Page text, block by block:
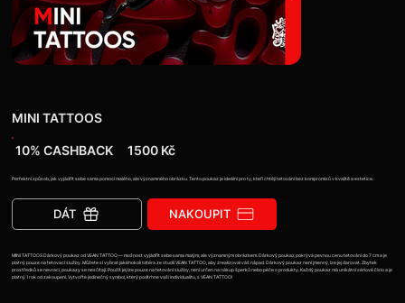
MINI TATTOOS
10% CASHBACK 1500 Kč
Perfektní způsob, jak vyjádřit sebe sama pomocí malého, ale významného obrázku. Tento poukaz je ideální pro ty, kteří chtějí tetování bez kompromisů v kvalitě a estetice.
DÁT NAKOUPIT
MINI TATTOOS Dárkový poukaz od VEAN TATTOO — možnost vyjádřit sebe sama malým, ale významným obrázkem. Dárkový poukaz pokrývá pevnou cenu tetování do 7 cm a je
platný pouze na tetovací služby. Můžete si vybrat jakéhokoli tatéra ze studií VEAN TATTOO, aby zrealizoval váš nápad. Dárkový poukaz není jmenný, lze jej darovat. Zbytek
prostředků se nevrací, poukazy se nesčítají. Použít jej lze pouze na tetování služby, není určen na nákup šperků nebo péče o produkty. Každý poukaz má unikátní sériové číslo a je
platný 1 rok od zakoupení. Vytvořte jedinečný symbol, který podtrhne vaši individualitu, s VEAN TATTOO!